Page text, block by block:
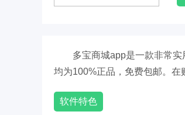
多宝商城app是一款非常
均为100%正品，免费包邮。在
软件特色